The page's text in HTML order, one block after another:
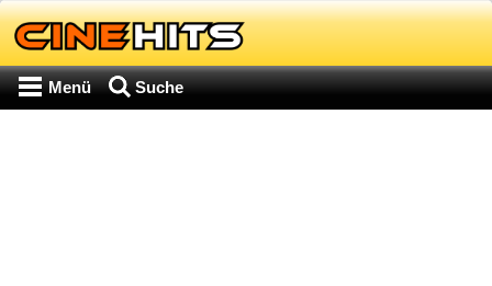
Menü Suche